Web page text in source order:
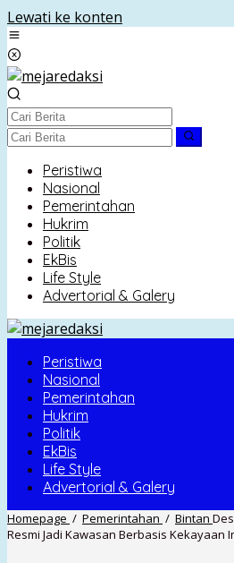
Lewati ke konten
Peristiwa
Nasional
Pemerintahan
Hukrim
Politik
EkBis
Life Style
Advertorial & Galery
Peristiwa
Nasional
Pemerintahan
Hukrim
Politik
EkBis
Life Style
Advertorial & Galery
Homepage / Pemerintahan / Bintan
Resmi Jadi Kawasan Berbasis Kekayaan